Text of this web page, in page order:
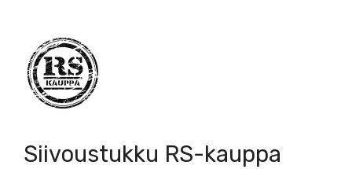
Siivoustukku RS-kauppa